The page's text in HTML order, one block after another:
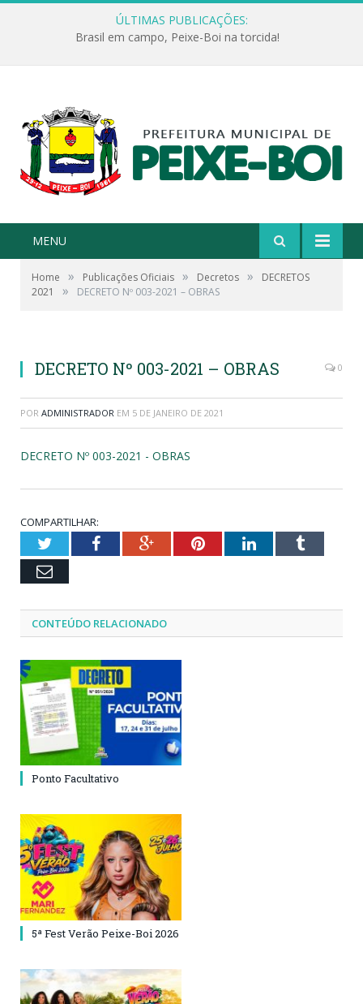
ÚLTIMAS PUBLICAÇÕES:
Brasil em campo, Peixe-Boi na torcida!
MENU
Home » Publicações Oficiais » Decretos »
DECRETOS
2021
» DECRETO Nº 003-2021 – OBRAS
DECRETO Nº 003-2021 – OBRAS 0
POR ADMINISTRADOR EM 5 DE JANEIRO DE 2021
DECRETO Nº 003-2021 - OBRAS
COMPARTILHAR:
TwitterFacebookGoogle+PinterestLinkedInTumblr
Email
CONTEÚDO RELACIONADO
Ponto Facultativo
5ª Fest Verão Peixe-Boi 2026